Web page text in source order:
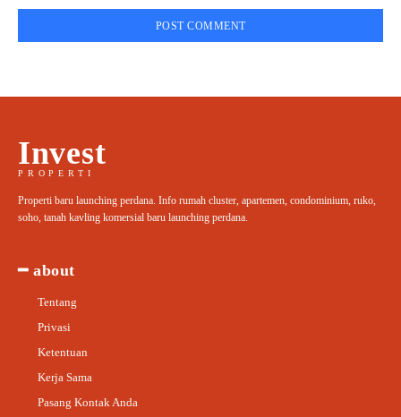
Invest
PROPERTI
Properti baru launching perdana. Info rumah cluster, apartemen, condominium, ruko,
soho, tanah kavling komersial baru launching perdana.
━ about
Tentang
Privasi
Ketentuan
Kerja Sama
Pasang Kontak Anda